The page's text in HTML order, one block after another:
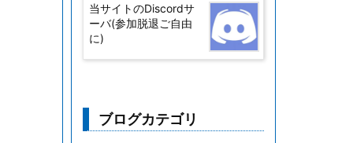
当サイトのDiscordサ
ーバ(参加脱退ご自由
に)
ブログカテゴリ